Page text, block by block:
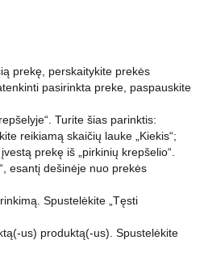
prekę, perskaitykite prekės
pasirinkta preke, paspauskite
Turite šias parinktis:
reikiamą skaičių lauke „Kiekis“;
prekę iš „pirkinių krepšelio“.
esantį dešinėje nuo prekės
Spustelėkite „Tęsti
us) produktą(-us). Spustelėkite